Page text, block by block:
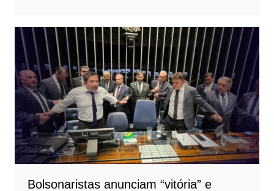
Bolsonaristas anunciam “vitória” e